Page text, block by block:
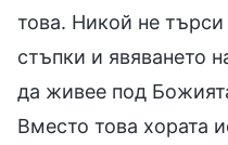
това. Никой не
стъпки и явяването
да живее под
Вместо това хората